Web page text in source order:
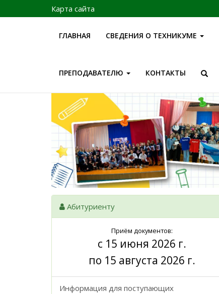
Карта сайта
ГЛАВНАЯ СВЕДЕНИЯ О ТЕХНИКУМЕ
ПРЕПОДАВАТЕЛЮ КОНТАКТЫ
Абитуриенту
Приём документов:
с 15 июня 2026 г.
по 15 августа 2026 г.
Информация для поступающих